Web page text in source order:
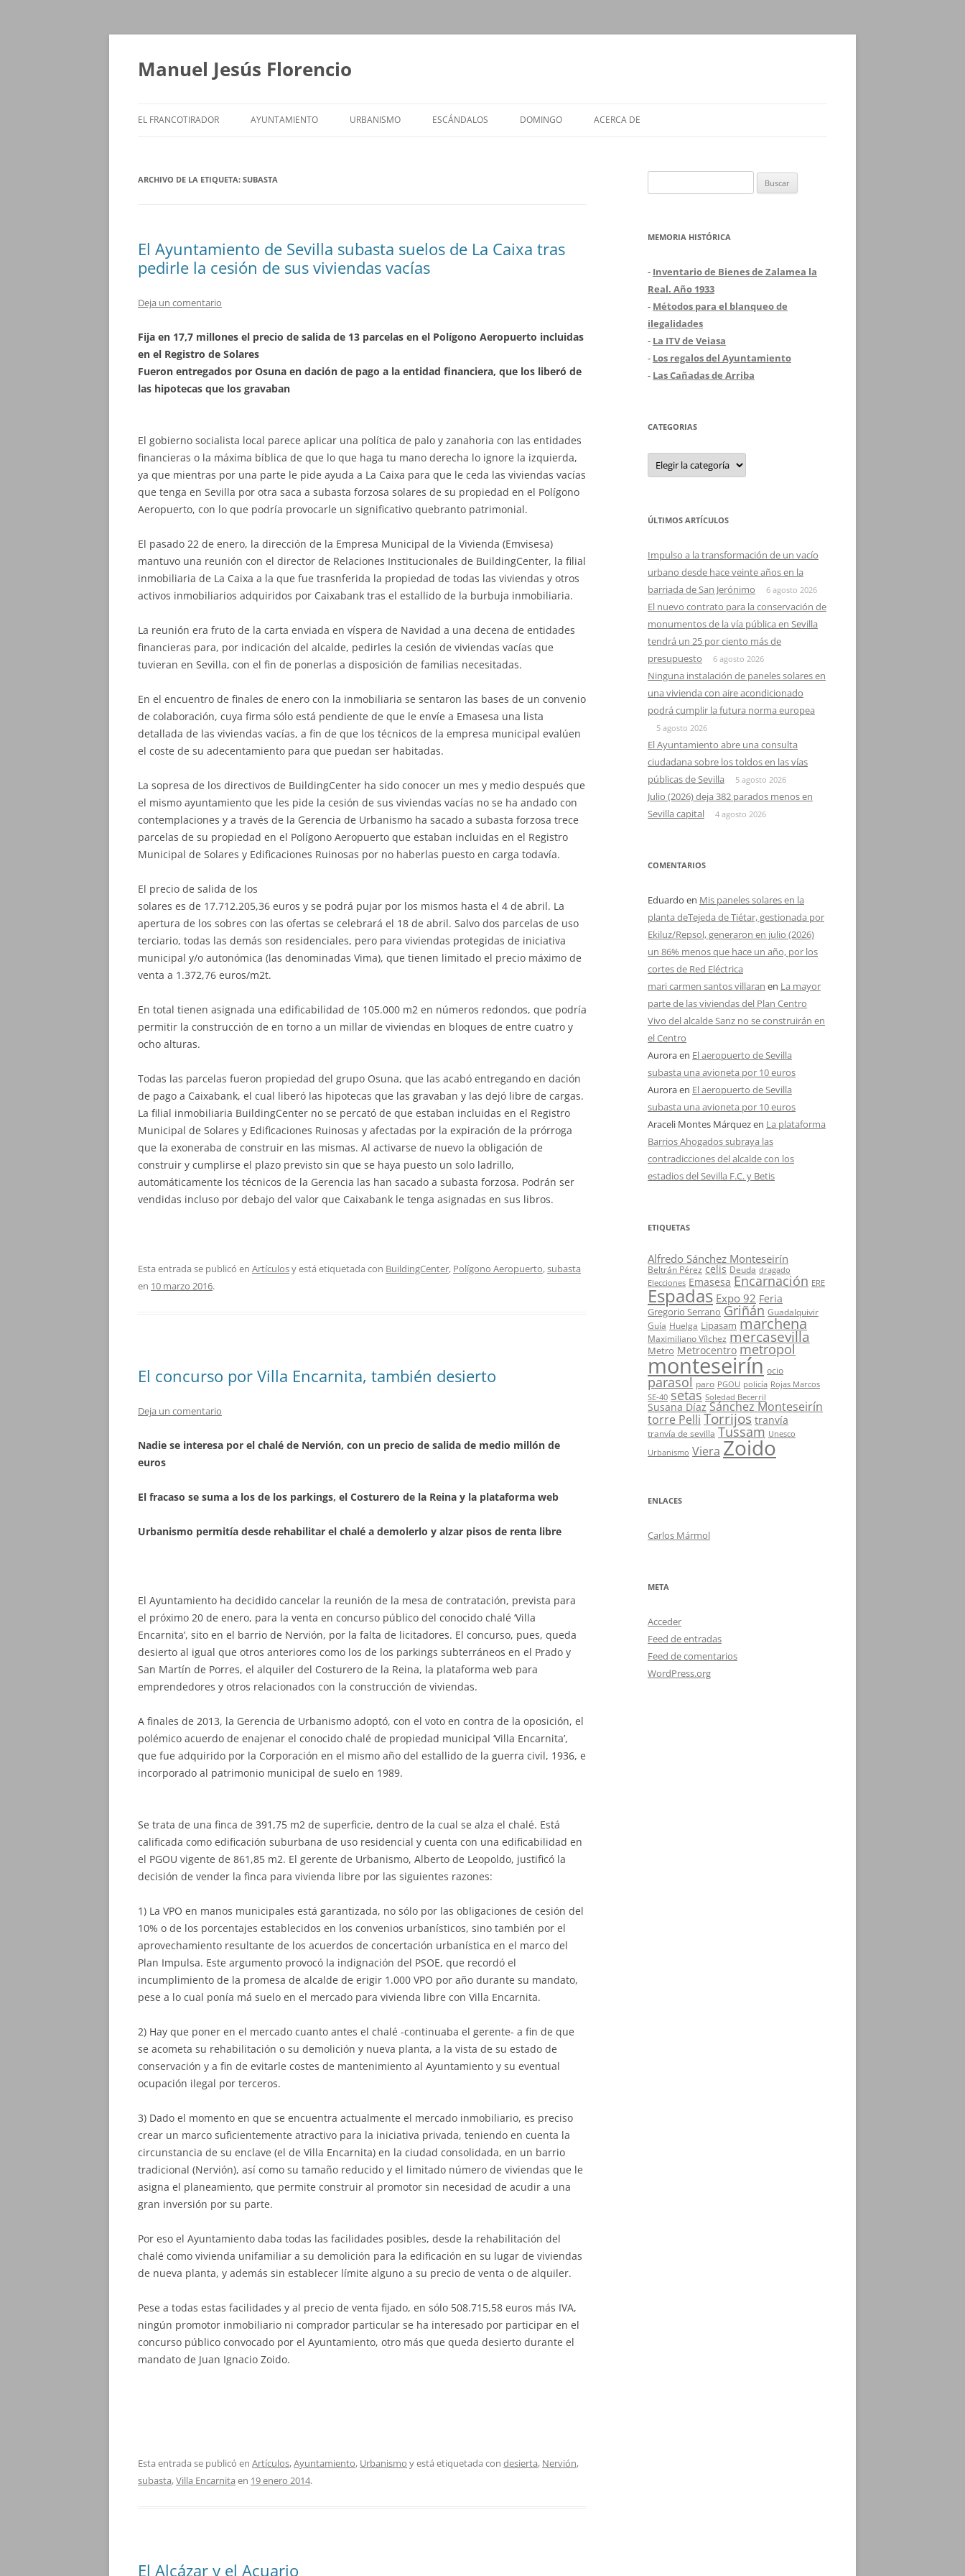
Saltar
Manuel Jesús Florencio
EL FRANCOTIRADOR AYUNTAMIENTO URBANISMO ESCÁNDALOS DOMINGO ACERCA DE
ARCHIVO DE LA ETIQUETA: SUBASTA
El Ayuntamiento de Sevilla subasta suelos de La Caixa tras
pedirle la cesión de sus viviendas vacías
Deja un comentario
Fija en 17,7 millones el precio de salida de 13 parcelas en el Polígono Aeropuerto incluidas
en el Registro de Solares
Fueron entregados por Osuna en dación de pago a la entidad financiera, que los liberó de
las hipotecas que los gravaban
El gobierno socialista local parece aplicar una política de palo y zanahoria con las entidades
financieras o la máxima bíblica de que lo que haga tu mano derecha lo ignore la izquierda,
ya que mientras por una parte le pide ayuda a La Caixa para que le ceda las viviendas vacías
que tenga en Sevilla por otra saca a subasta forzosa solares de su propiedad en el Polígono
Aeropuerto, con lo que podría provocarle un significativo quebranto patrimonial.
El pasado 22 de enero, la dirección de la Empresa Municipal de la Vivienda (Emvisesa)
mantuvo una reunión con el director de Relaciones Institucionales de BuildingCenter, la filial
inmobiliaria de La Caixa a la que fue trasnferida la propiedad de todas las viviendas y otros
activos inmobiliarios adquiridos por Caixabank tras el estallido de la burbuja inmobiliaria.
La reunión era fruto de la carta enviada en víspera de Navidad a una decena de entidades
financieras para, por indicación del alcalde, pedirles la cesión de viviendas vacías que
tuvieran en Sevilla, con el fin de ponerlas a disposición de familias necesitadas.
En el encuentro de finales de enero con la inmobiliaria se sentaron las bases de un convenio
de colaboración, cuya firma sólo está pendiente de que le envíe a Emasesa una lista
detallada de las viviendas vacías, a fin de que los técnicos de la empresa municipal evalúen
el coste de su adecentamiento para que puedan ser habitadas.
La sopresa de los directivos de BuildingCenter ha sido conocer un mes y medio después que
el mismo ayuntamiento que les pide la cesión de sus viviendas vacías no se ha andado con
contemplaciones y a través de la Gerencia de Urbanismo ha sacado a subasta forzosa trece
parcelas de su propiedad en el Polígono Aeropuerto que estaban incluidas en el Registro
Municipal de Solares y Edificaciones Ruinosas por no haberlas puesto en carga todavía.
El precio de salida de los
solares es de 17.712.205,36 euros y se podrá pujar por los mismos hasta el 4 de abril. La
apertura de los sobres con las ofertas se celebrará el 18 de abril. Salvo dos parcelas de uso
terciario, todas las demás son residenciales, pero para viviendas protegidas de iniciativa
municipal y/o autonómica (las denominadas Vima), que tienen limitado el precio máximo de
venta a 1.372,76 euros/m2t.
En total tienen asignada una edificabilidad de 105.000 m2 en números redondos, que podría
permitir la construcción de en torno a un millar de viviendas en bloques de entre cuatro y
ocho alturas.
Todas las parcelas fueron propiedad del grupo Osuna, que las acabó entregando en dación
de pago a Caixabank, el cual liberó las hipotecas que las gravaban y las dejó libre de cargas.
La filial inmobiliaria BuildingCenter no se percató de que estaban incluidas en el Registro
Municipal de Solares y Edificaciones Ruinosas y afectadas por la expiración de la prórroga
que la exoneraba de construir en las mismas. Al activarse de nuevo la obligación de
construir y cumplirse el plazo previsto sin que se haya puesto un solo ladrillo,
automáticamente los técnicos de la Gerencia las han sacado a subasta forzosa. Podrán ser
vendidas incluso por debajo del valor que Caixabank le tenga asignadas en sus libros.
Esta entrada se publicó en Artículosy está etiquetada con BuildingCenter, Polígono Aeropuerto,subasta
en 10 marzo 2016.
El concurso por Villa Encarnita, también desierto
Deja un comentario
Nadie se interesa por el chalé de Nervión, con un precio de salida de medio millón de
euros
El fracaso se suma a los de los parkings, el Costurero de la Reina y la plataforma web
Urbanismo permitía desde rehabilitar el chalé a demolerlo y alzar pisos de renta libre
El Ayuntamiento ha decidido cancelar la reunión de la mesa de contratación, prevista para
el próximo 20 de enero, para la venta en concurso público del conocido chalé ‘Villa
Encarnita’, sito en el barrio de Nervión, por la falta de licitadores. El concurso, pues, queda
desierto al igual que otros anteriores como los de los parkings subterráneos en el Prado y
San Martín de Porres, el alquiler del Costurero de la Reina, la plataforma web para
emprendedores y otros relacionados con la construcción de viviendas.
A finales de 2013, la Gerencia de Urbanismo adoptó, con el voto en contra de la oposición, el
polémico acuerdo de enajenar el conocido chalé de propiedad municipal ‘Villa Encarnita’,
que fue adquirido por la Corporación en el mismo año del estallido de la guerra civil, 1936, e
incorporado al patrimonio municipal de suelo en 1989.
Se trata de una finca de 391,75 m2 de superficie, dentro de la cual se alza el chalé. Está
calificada como edificación suburbana de uso residencial y cuenta con una edificabilidad en
el PGOU vigente de 861,85 m2. El gerente de Urbanismo, Alberto de Leopoldo, justificó la
decisión de vender la finca para vivienda libre por las siguientes razones:
1) La VPO en manos municipales está garantizada, no sólo por las obligaciones de cesión del
10% o de los porcentajes establecidos en los convenios urbanísticos, sino también por el
aprovechamiento resultante de los acuerdos de concertación urbanística en el marco del
Plan Impulsa. Este argumento provocó la indignación del PSOE, que recordó el
incumplimiento de la promesa de alcalde de erigir 1.000 VPO por año durante su mandato,
pese a lo cual ponía má suelo en el mercado para vivienda libre con Villa Encarnita.
2) Hay que poner en el mercado cuanto antes el chalé -continuaba el gerente- a fin de que
se acometa su rehabilitación o su demolición y nueva planta, a la vista de su estado de
conservación y a fin de evitarle costes de mantenimiento al Ayuntamiento y su eventual
ocupación ilegal por terceros.
3) Dado el momento en que se encuentra actualmente el mercado inmobiliario, es preciso
crear un marco suficientemente atractivo para la iniciativa privada, teniendo en cuenta la
circunstancia de su enclave (el de Villa Encarnita) en la ciudad consolidada, en un barrio
tradicional (Nervión), así como su tamaño reducido y el limitado número de viviendas que le
asigna el planeamiento, que permite construir al promotor sin necesidad de acudir a una
gran inversión por su parte.
Por eso el Ayuntamiento daba todas las facilidades posibles, desde la rehabilitación del
chalé como vivienda unifamiliar a su demolición para la edificación en su lugar de viviendas
de nueva planta, y además sin establecer límite alguno a su precio de venta o de alquiler.
Pese a todas estas facilidades y al precio de venta fijado, en sólo 508.715,58 euros más IVA,
ningún promotor inmobiliario ni comprador particular se ha interesado por participar en el
concurso público convocado por el Ayuntamiento, otro más que queda desierto durante el
mandato de Juan Ignacio Zoido.
Esta entrada se publicó en Artículos,Ayuntamiento, Urbanismo y está etiquetada con desierta, Nervión,
subasta,Villa Encarnita en 19 enero 2014.
El Alcázar y el Acuario
MEMORIA HISTÓRICA
- Inventario de Bienes de Zalamea la
Real. Año 1933
- Métodos para el blanqueo de
ilegalidades
- La ITV de Veiasa
- Los regalos del Ayuntamiento
- Las Cañadas de Arriba
CATEGORIAS
Categorias
ÚLTIMOS ARTÍCULOS
Impulso a la transformación de un vacío
urbano desde hace veinte años en la
barriada de San Jerónimo
6 agosto 2026
El nuevo contrato para la conservación de
monumentos de la vía pública en Sevilla
tendrá un 25 por ciento más de
presupuesto
6 agosto 2026
Ninguna instalación de paneles solares en
una vivienda con aire acondicionado
podrá cumplir la futura norma europea
5 agosto 2026
El Ayuntamiento abre una consulta
ciudadana sobre los toldos en las vías
públicas de Sevilla
5 agosto 2026
Julio (2026) deja 382 parados menos en
Sevilla capital
4 agosto 2026
COMENTARIOS
Eduardo en Mis paneles solares en la
planta deTejeda de Tiétar, gestionada por
Ekiluz/Repsol, generaron en julio (2026)
un 86% menos que hace un año, por los
cortes de Red Eléctrica
mari carmen santos villaran en La mayor
parte de las viviendas del Plan Centro
Vivo del alcalde Sanz no se construirán en
el Centro
Auroraen El aeropuerto de Sevilla
subasta una avioneta por 10 euros
Auroraen El aeropuerto de Sevilla
subasta una avioneta por 10 euros
Araceli Montes Márquezen La plataforma
Barrios Ahogados subraya las
contradicciones del alcalde con los
estadios del Sevilla F.C. y Betis
ETIQUETAS
Alfredo Sánchez Monteseirín
Beltrán Pérez celis Deuda dragado
Elecciones Emasesa Encarnación ERE
Espadas Expo 92 Feria
Gregorio Serrano Griñán Guadalquivir
Guía Huelga Lipasam marchena
Maximiliano Vílchez mercasevilla
Metro Metrocentro metropol
monteseirín ocio
parasol paro PGOU policía Rojas Marcos
SE-40 setas Soledad Becerril
Susana Díaz Sánchez Monteseirín
torre Pelli Torrijos tranvía
tranvía de sevilla Tussam Unesco
Urbanismo Viera Zoido
ENLACES
Carlos Mármol
META
Acceder
Feed de entradas
Feed de comentarios
WordPress.org